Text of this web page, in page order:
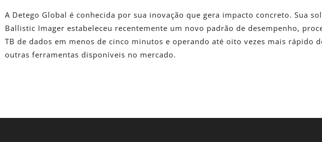
A Detego Global é conhecida por sua inovação que gera impacto concreto. Sua
Ballistic Imager estabeleceu recentemente um novo padrão de desempenho,
TB de dados em menos de cinco minutos e operando até oito vezes mais rápido
outras ferramentas disponíveis no mercado.